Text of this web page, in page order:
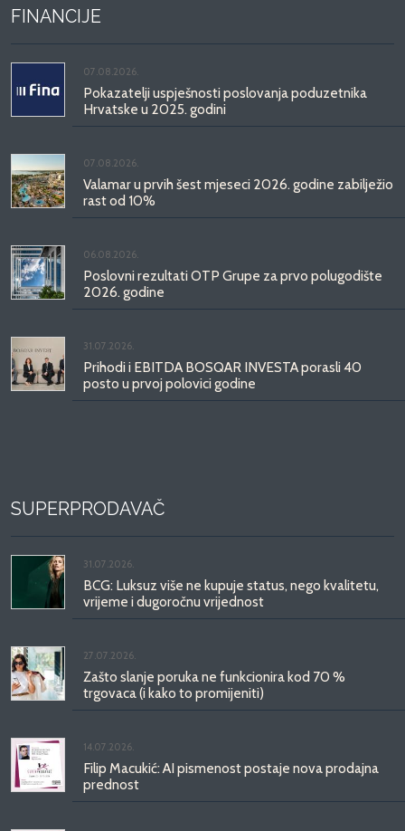
FINANCIJE
07.08.2026.
Pokazatelji uspješnosti poslovanja poduzetnika
Hrvatske u 2025. godini
07.08.2026.
Valamar u prvih šest mjeseci 2026. godine zabilježio
rast od 10%
06.08.2026.
Poslovni rezultati OTP Grupe za prvo polugodište
2026. godine
31.07.2026.
Prihodi i EBITDA BOSQAR INVESTA porasli 40
posto u prvoj polovici godine
SUPERPRODAVAČ
31.07.2026.
BCG: Luksuz više ne kupuje status, nego kvalitetu,
vrijeme i dugoročnu vrijednost
27.07.2026.
Zašto slanje poruka ne funkcionira kod 70 %
trgovaca (i kako to promijeniti)
14.07.2026.
Filip Macukić: AI pismenost postaje nova prodajna
prednost